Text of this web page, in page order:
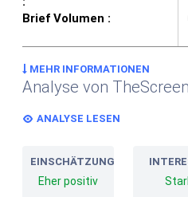
MEHR INFORMATIONEN
Analyse von
ANALYSE LESEN
EINSCHÄTZUNG
Eher positiv